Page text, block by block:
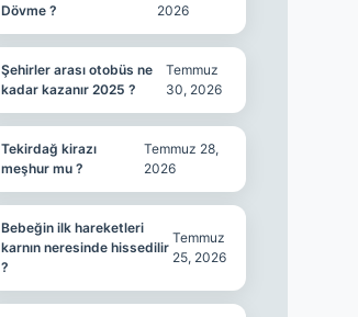
Dövme ?
2026
Şehirler arası otobüs ne
kadar kazanır 2025 ?
Temmuz
30, 2026
Tekirdağ kirazı
meşhur mu ?
Temmuz 28,
2026
Bebeğin ilk hareketleri
karnın neresinde hissedilir
?
Temmuz
25, 2026